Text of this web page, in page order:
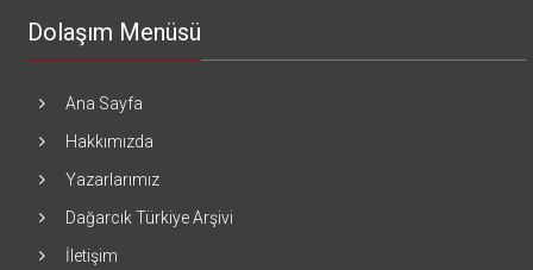
Dolaşım Menüsü
Ana Sayfa
Hakkımızda
Yazarlarımız
Dağarcık Türkiye Arşivi
İletişim